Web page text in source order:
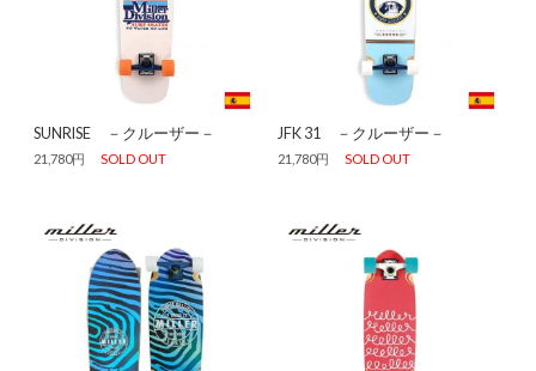
SUNRISE －クルーザー－
21,780円 SOLD OUT
JFK 31 －クルーザー－
21,780円 SOLD OUT